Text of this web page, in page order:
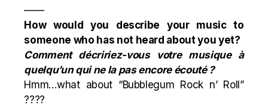
——
How would you describe your music to
someone who has not heard about you yet?
Comment décririez-vous votre musique à
quelqu’un qui ne la pas encore écouté ?
Hmm…what about “Bubblegum Rock n’ Roll”
????